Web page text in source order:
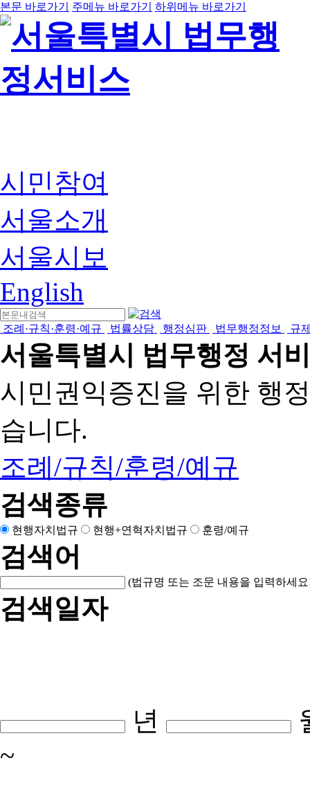
본문 바로가기 주메뉴 바로가기 하위메뉴 바로가기
시민참여
서울소개
서울시보
English
조례·규칙·훈령·예규 법률상담 행정심판 법무행정정보 규
서울특별시 법무행정 서
시민권익증진을 위한 행
습니다.
조례/규칙/훈령/예규
검색종류
현행자치법규 현행+연혁자치법규 훈령/예규
검색어
(법규명 또는 조문 내용을 입력하세
검색일자
년
~